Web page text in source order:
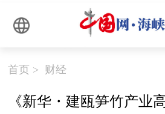
首页 > 财经
《新华・建瓯笋竹产业